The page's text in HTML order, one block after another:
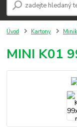
Úvod Kartony
MINI K01